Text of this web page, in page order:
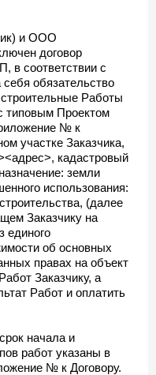
и ООО
договор
в соответствии с
обязательство
Работы
типовым Проектом
№ к
участке Заказчика,
кадастровый
земли
использования:
(далее
Заказчику на
единого
об основных
правах на объект
Заказчику, а
Работ и оплатить
начала и
работ указаны в
№ к Договору.